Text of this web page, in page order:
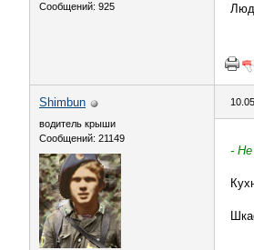
Сообщений: 925
Shimbun
водитель крыши
Сообщений: 21149
- Не